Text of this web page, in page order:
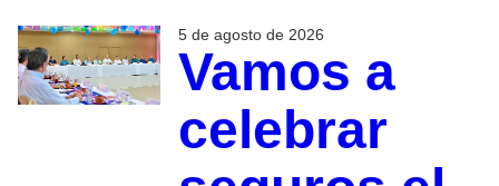
5 de agosto de 2026
Vamos a
celebrar